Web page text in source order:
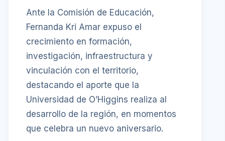
Ante la Comisión de Educación,
Fernanda Kri Amar expuso el
crecimiento en formación,
investigación, infraestructura y
vinculación con el territorio,
destacando el aporte que la
Universidad de O’Higgins realiza al
desarrollo de la región, en momentos
que celebra un nuevo aniversario.